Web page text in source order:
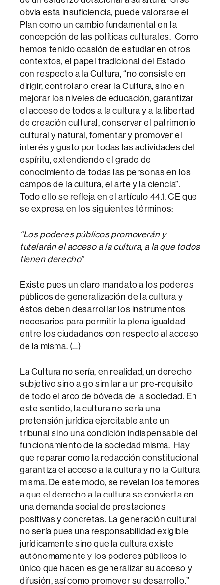
obvia esta insuficiencia, puede valorarse el
Plan como un cambio fundamental en la
concepción de las políticas culturales. Como
hemos tenido ocasión de estudiar en otros
contextos, el papel tradicional del Estado
con respecto a la Cultura, “no consiste en
dirigir, controlar o crear la Cultura, sino en
mejorar los niveles de educación, garantizar
el acceso de todos a la cultura y a la libertad
de creación cultural, conservar el patrimonio
cultural y natural, fomentar y promover el
interés y gusto por todas las actividades del
espíritu, extendiendo el grado de
conocimiento de todas las personas en los
campos de la cultura, el arte y la ciencia”.
Todo ello se refleja en el artículo 44.1. CE que
se expresa en los siguientes términos:
“Los poderes públicos promoverán y
tutelarán el acceso a la cultura, a la que todos
tienen derecho”
Existe pues un claro mandato a los poderes
públicos de generalización de la cultura y
éstos deben desarrollar los instrumentos
necesarios para permitir la plena igualdad
entre los ciudadanos con respecto al acceso
de la misma. (…)
La Cultura no sería, en realidad, un derecho
subjetivo sino algo similar a un pre-requisito
de todo el arco de bóveda de la sociedad. En
este sentido, la cultura no sería una
pretensión jurídica ejercitable ante un
tribunal sino una condición indispensable del
funcionamiento de la sociedad misma. Hay
que reparar como la redacción constitucional
garantiza el acceso a la cultura y no la Cultura
misma. De este modo, se revelan los temores
a que el derecho a la cultura se convierta en
una demanda social de prestaciones
positivas y concretas. La generación cultural
no sería pues una responsabilidad exigible
jurídicamente sino que la cultura existe
autónomamente y los poderes públicos lo
único que hacen es generalizar su acceso y
difusión, así como promover su desarrollo.”